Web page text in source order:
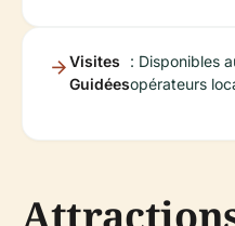
Visites
Guidées
: Disponibles
opérateurs